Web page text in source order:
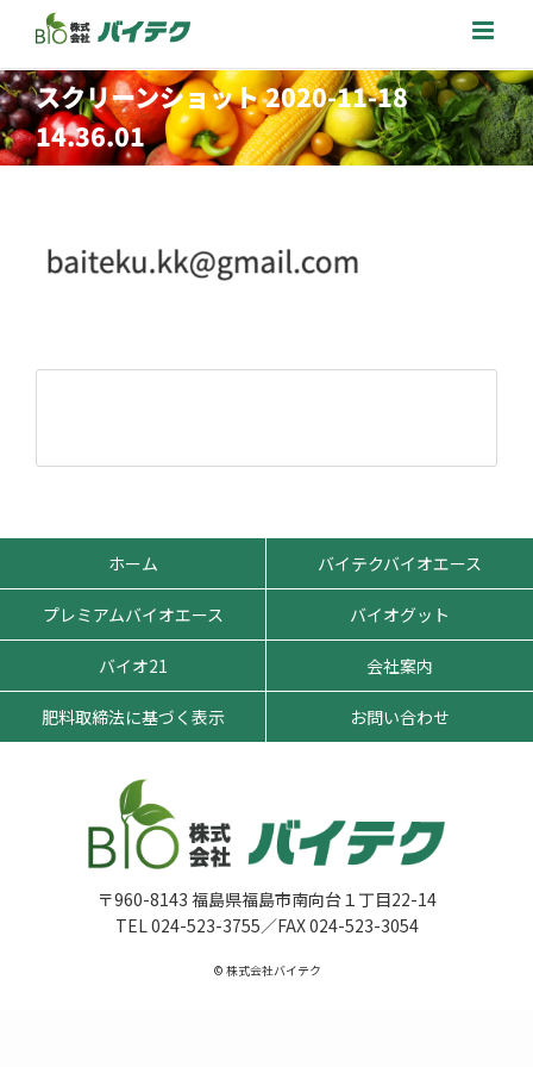
content
スクリーンショット 2020-11-18
14.36.01
ホーム バイテクバイオエース
プレミアムバイオエース バイオグット
バイオ21 会社案内
肥料取締法に基づく表示 お問い合わせ
〒960-8143 福島県福島市南向台１丁目22-14
TEL 024-523-3755／FAX 024-523-3054
© 株式会社バイテク